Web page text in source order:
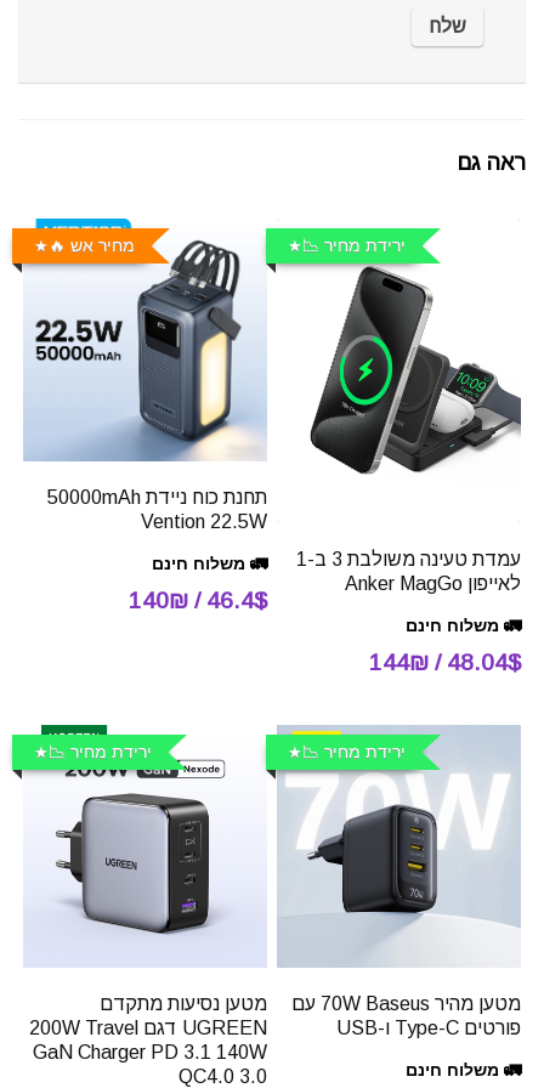
ראה גם
ירידת מחיר 📉
עמדת טעינה משולבת 3 ב-1
לאייפון Anker MagGo
🚛 משלוח חינם
48.04$ / 144₪
מחיר אש 🔥
תחנת כוח ניידת 50000mAh
Vention 22.5W
🚛 משלוח חינם
46.4$ / 140₪
ירידת מחיר 📉
מטען מהיר 70W Baseus עם
פורטים Type-C ו-USB
🚛 משלוח חינם
ירידת מחיר 📉
מטען נסיעות מתקדם
UGREEN דגם 200W Travel
GaN Charger PD 3.1 140W
QC4.0 3.0